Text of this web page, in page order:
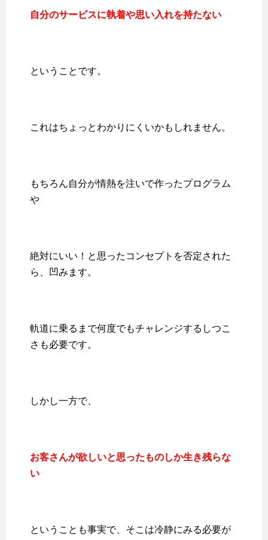
自分のサービスに執着や思い入れを持たない
ということです。
これはちょっとわかりにくいかもしれません。
もちろん自分が情熱を注いで作ったプログラム
や
絶対にいい！と思ったコンセプトを否定された
ら、凹みます。
軌道に乗るまで何度でもチャレンジするしつこ
さも必要です。
しかし一方で、
お客さんが欲しいと思ったものしか生き残らな
い
ということも事実で、そこは冷静にみる必要が